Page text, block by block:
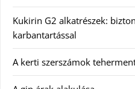
Kukirin G2 alkatrészek:
karbantartással
A kerti szerszámok